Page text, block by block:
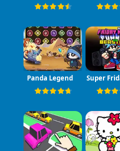
Panda Legend